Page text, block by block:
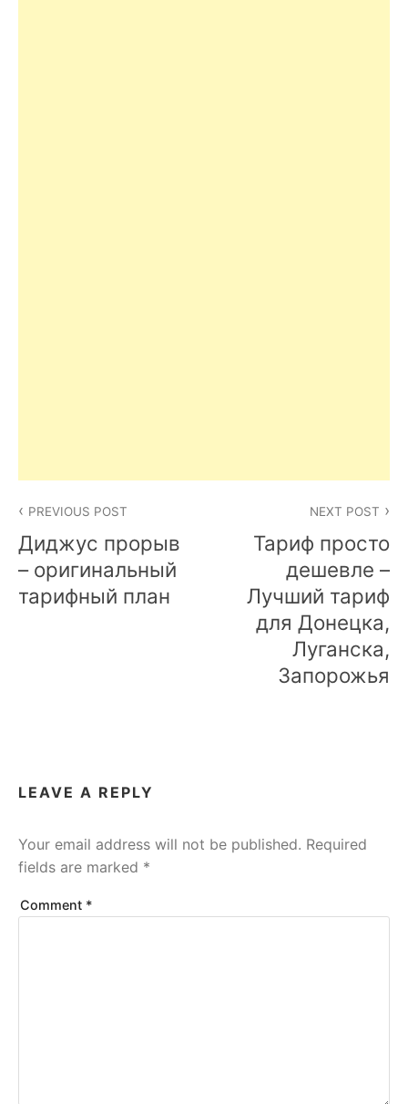
navigation
PREVIOUS POST
Диджус прорыв
– оригинальный
тарифный план
NEXT POST
Тариф просто
дешевле –
Лучший тариф
для Донецка,
Луганска,
Запорожья
LEAVE A REPLY
Your email address will not be published. Required
fields are marked *
Comment *